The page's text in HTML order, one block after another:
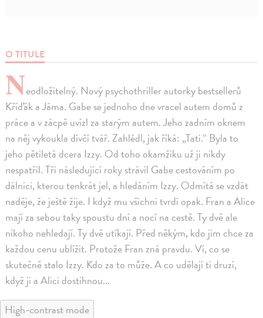
O TITULE
Neodložitelný. Nový psychothriller autorky bestsellerů
Kříďák a Jáma. Gabe se jednoho dne vracel autem domů z
práce a v zácpě uvízl za starým autem. Jeho zadním oknem
na něj vykoukla dívčí tvář. Zahlédl, jak říká: „Tati.“ Byla to
jeho pětiletá dcera Izzy. Od toho okamžiku už ji nikdy
nespatřil. Tři následující roky strávil Gabe cestováním po
dálnici, kterou tenkrát jel, a hledáním Izzy. Odmítá se vzdát
naděje, že ještě žije. I když mu všichni tvrdí opak. Fran a Alice
mají za sebou taky spoustu dní a nocí na cestě. Ty dvě ale
nikoho nehledají. Ty dvě utíkají. Před někým, kdo jim chce za
každou cenu ublížit. Protože Fran zná pravdu. Ví, co se
skutečně stalo Izzy. Kdo za to může. A co udělají ti druzí,
když ji a Alici dostihnou...
High-contrast mode